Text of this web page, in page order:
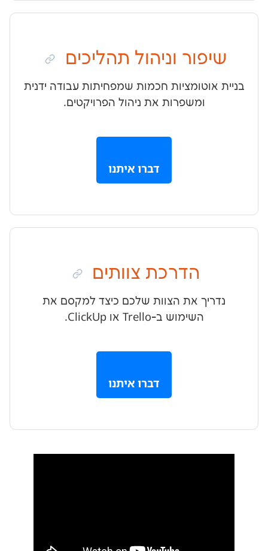
וניהול תהליכים
חכמות שמפחיתות עבודה ידנית
ומשפרות את ניהול הפרויקטים.
הדרכת צוותים
את הצוות שלכם כיצד למקסם את